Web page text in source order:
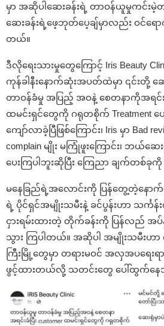
မှာ အဆိုပါဆေးခန်းရဲ့ တာဝန်ယူမှုကင်း
ဆေးခန်းရဲ့ဖေ့ဘုတ်ပေ့ချ်မှာလည်း ဝင်ရော
တယ်။
ဒီလိုရေးသားမှုတွေကြောင့် Iris Beauty
ကုန်ခါနီးနောက်ဆုံးအပတ်ထဲမှာ ၎င်းတို့ ဆ
တာဝန်ခံမှု အပြည့် အဝနဲ့ စေတနာကိုအရင်းခံ
ထမင်းရှင်တွေကို ဂရုတစိုက် Treatment ပ
ကျော်လာခဲ့ပြီဖြစ်ကြောင်း၊ Iris မှာ Bad
complain မျိုး မကြုံဖူးကြောင်း၊ ဘယ်ဆ
ပေးကြပါဘူးဆိုပြီး ကြေညာ ချက်တစ်ခု
မနေခြည်ရဲ့အလောင်းကို ပြန်တွေ့တဲ့နောက်မှ
ရဲ့ ပိုင်ရှင်အမျိုးသမီးနဲ့ ခင်ပွန်းဟာ သင်္က
ငှားရမ်းထားတဲ့ တိုက်ခန်းကို ပြန်လည် အပ်နှံ
သွား ကြပါတယ်။ အဆိုပါ အမျိုးသမီးဟာ
ကြီးမြို့တွေမှာ တရားမဝင် အလှအပရေးရာ
ဖွင့်ထားတယ်လို့ သတင်းတွေ ပေါ်ထွက်နေ